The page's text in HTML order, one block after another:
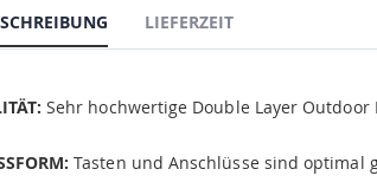
Sehr hochwertige Double Layer
Tasten und Anschlüsse sind optimal
LIEFERZEIT